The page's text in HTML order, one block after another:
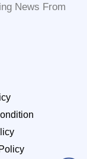
News From